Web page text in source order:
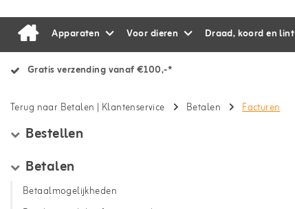
Apparaten Voor dieren Draad, koord en lint
Gratis verzending vanaf €100,-*
Terug naar Betalen | Klantenservice Betalen Facturen
Bestellen
Betalen
Betaalmogelijkheden